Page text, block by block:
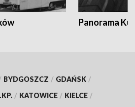
Panorama
BYDGOSZCZ / GDAŃSK /
/ KATOWICE / KIELCE /